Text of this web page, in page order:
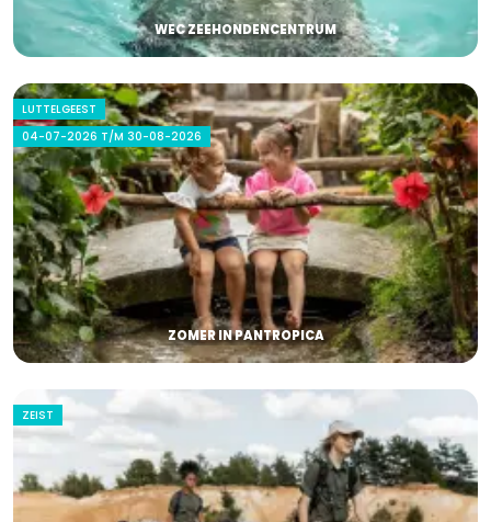
WEC ZEEHONDENCENTRUM
LUTTELGEEST
04-07-2026 T/M 30-08-2026
ZOMER IN PANTROPICA
ZEIST